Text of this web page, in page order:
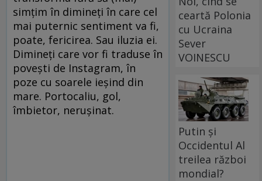
simțim în dimineți în care cel
mai puternic sentiment va fi,
poate, fericirea. Sau iluzia ei.
Dimineți care vor fi traduse în
povești de Instagram, în
poze cu soarele ieșind din
mare. Portocaliu, gol,
îmbietor, nerușinat.
ceartă Polonia
cu Ucraina
Sever
VOINESCU
Putin și
Occidentul Al
treilea război
mondial?